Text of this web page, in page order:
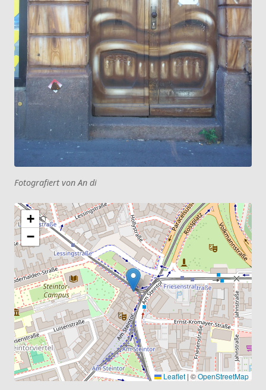
Fotografiert von An di
+
−
Leaflet | ©OpenStreetMap